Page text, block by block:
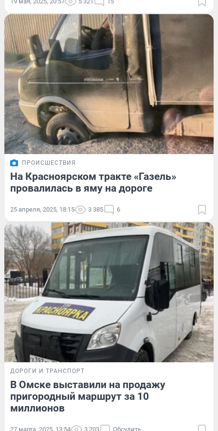
ПРОИСШЕСТВИЯ
На Красноярском тракте «Газель»
провалилась в яму на дороге
25 апреля, 2025, 18:15 3 385 6
ДОРОГИ И ТРАНСПОРТ
В Омске выставили на продажу
пригородный маршрут за 10
миллионов
27 марта, 2025, 13:54 3 203 Обсудить